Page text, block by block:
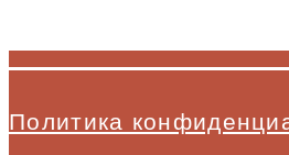
Политика